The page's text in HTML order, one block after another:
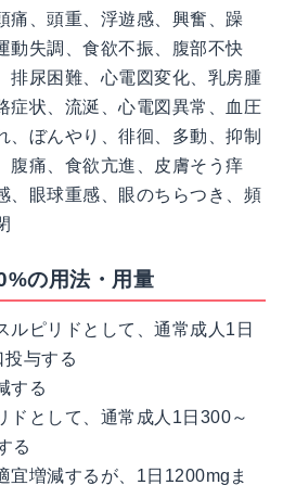
痛、頭重、浮遊感、興奮、躁
動失調、食欲不振、腹部不快
排尿困難、心電図変化、乳房腫
症状、流涎、心電図異常、血圧
、ぼんやり、徘徊、多動、抑制
腹痛、食欲亢進、皮膚そう痒
、眼球重感、眼のちらつき、頻
の用法・用量
ルピリドとして、通常成人1日
与する
する
ドとして、通常成人1日300～
る
宜増減するが、1日1200mgま